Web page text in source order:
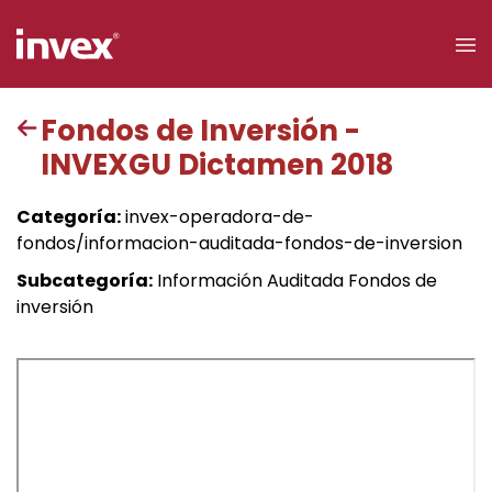
Acceso a
Buscar
Personas
Fondos de Inversión -
INVEXGU Dictamen 2018
Categoría:invex-operadora-de-
fondos/informacion-auditada-fondos-de-inversion
Subcategoría: Información Auditada Fondos de
inversión